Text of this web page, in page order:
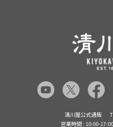
よくあるご質問（FAQ）
あんしんの品質保証につい
品質保証について（通常品
清川屋のレビューを見る
清川屋公式通販
営業時間 : 10:00-17:00